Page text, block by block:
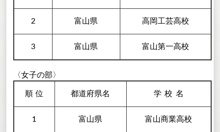
2 富山県 高岡工芸高校
3 富山県 富山第一高校
〈女子の部〉
順位 都道府県名 学校 名
1 富山県 富山商業高校